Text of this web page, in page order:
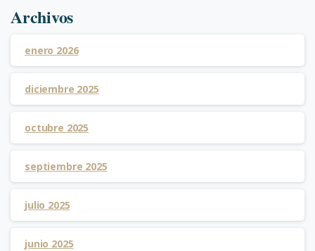
Archivos
enero 2026
diciembre 2025
octubre 2025
septiembre 2025
julio 2025
junio 2025